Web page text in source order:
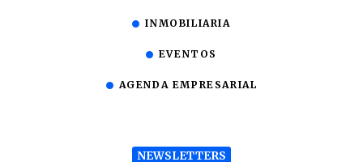
INMOBILIARIA
EVENTOS
AGENDA EMPRESARIAL
NEWSLETTERS